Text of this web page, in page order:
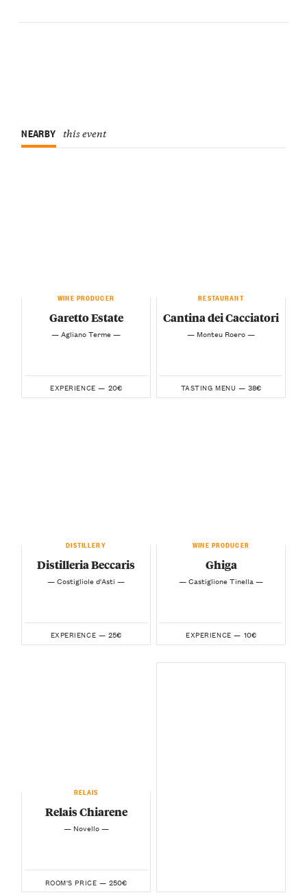
NEARBY this event
WINE PRODUCER
Garetto Estate
— Agliano Terme —
EXPERIENCE — 20€
RESTAURANT
Cantina dei Cacciatori
— Monteu Roero —
TASTING MENU — 38€
DISTILLERY
Distilleria Beccaris
— Costigliole d'Asti —
EXPERIENCE — 25€
WINE PRODUCER
Ghiga
— Castiglione Tinella —
EXPERIENCE — 10€
RELAIS
Relais Chiarene
— Novello —
ROOM'S PRICE — 250€